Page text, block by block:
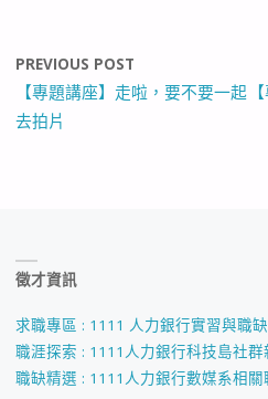
PREVIOUS POST
【專題講座】走啦，要不要一起
去拍片
徵才資訊
求職專區 : 1111 人力銀行實習與職
職涯探索 : 1111人力銀行科技島社群
職缺精選 : 1111人力銀行數媒系相關